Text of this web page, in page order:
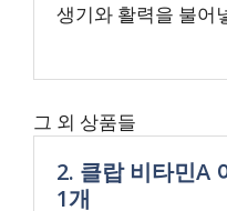
생기와 활력을 불어
그 외 상품들
2. 클랍 비타민A
1개